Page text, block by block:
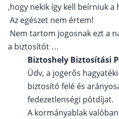
,hogy nekik így kell beírniuk
Az egészet nem értem!
Nem tartom jogosnak ezt a
a biztosítót …
Biztoshely Biztosítási
Üdv, a jogerős
biztosító felé és
fedezetlenségi pótdíjat.
A kormányablak